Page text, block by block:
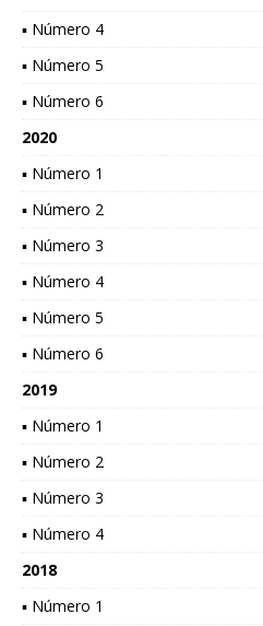
▪ Número 4
▪ Número 5
▪ Número 6
2020
▪ Número 1
▪ Número 2
▪ Número 3
▪ Número 4
▪ Número 5
▪ Número 6
2019
▪ Número 1
▪ Número 2
▪ Número 3
▪ Número 4
2018
▪ Número 1